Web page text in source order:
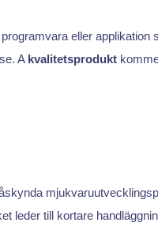
eller applikation
A kvalitetsprodukt
leder till kortare